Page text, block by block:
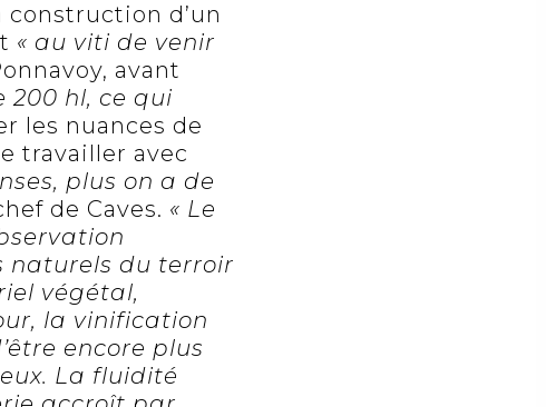
construction d’un
« au viti de venir
avant
200 hl, ce qui
les nuances de
travailler avec
plus on a de
de Caves. « Le
naturels du terroir
végétal,
la vinification
encore plus
La fluidité